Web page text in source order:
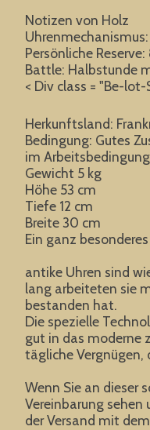
Notizen von Holz
Persönliche
Battle: Halbstunde
< Div class = "Be-
Herkunftsland:
Bedingung: Gutes
im
Gewicht 5 kg
Höhe 53 cm
Tiefe 12 cm
Breite 30 cm
Ein ganz
antike Uhren sind
lang arbeiteten sie
bestanden hat.
Die spezielle
gut in das moderne
tägliche Vergnügen,
Wenn Sie an dieser
Vereinbarung sehen
der Versand mit